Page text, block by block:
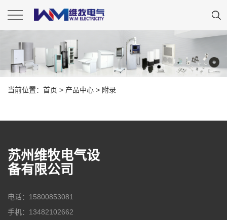
当前位置： 首页 > 产品中心 > 附录
苏州维牧电气设
备有限公司
电话：15800853081
手机：13482102662